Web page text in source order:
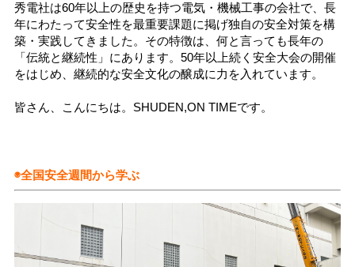
秀電社は60年以上の歴史を持つ電気・機械工事の会社で、長
年にわたって安全性を最重要課題に掲げ独自の安全対策を構
築・実践してきました。その特徴は、何と言っても長年の
「伝統と継続性」にあります。50年以上続く安全大会の開催
をはじめ、継続的な安全文化の醸成に力を入れています。
皆さん、こんにちは。SHUDEN,ON TIMEです。
◉全国安全週間から学ぶ